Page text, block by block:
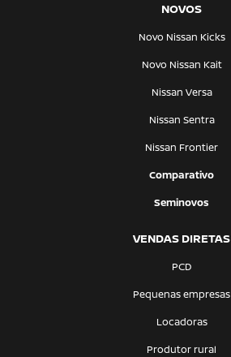
NOVOS
Novo Nissan Kicks
Novo Nissan Kait
Nissan Versa
Nissan Sentra
Nissan Frontier
Comparativo
Seminovos
VENDAS DIRETAS
PCD
Pequenas empresas
Locadoras
Produtor rural